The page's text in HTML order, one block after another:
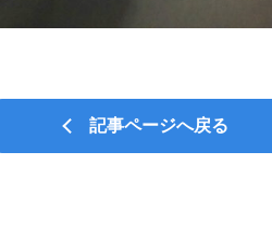
記事ページへ戻る